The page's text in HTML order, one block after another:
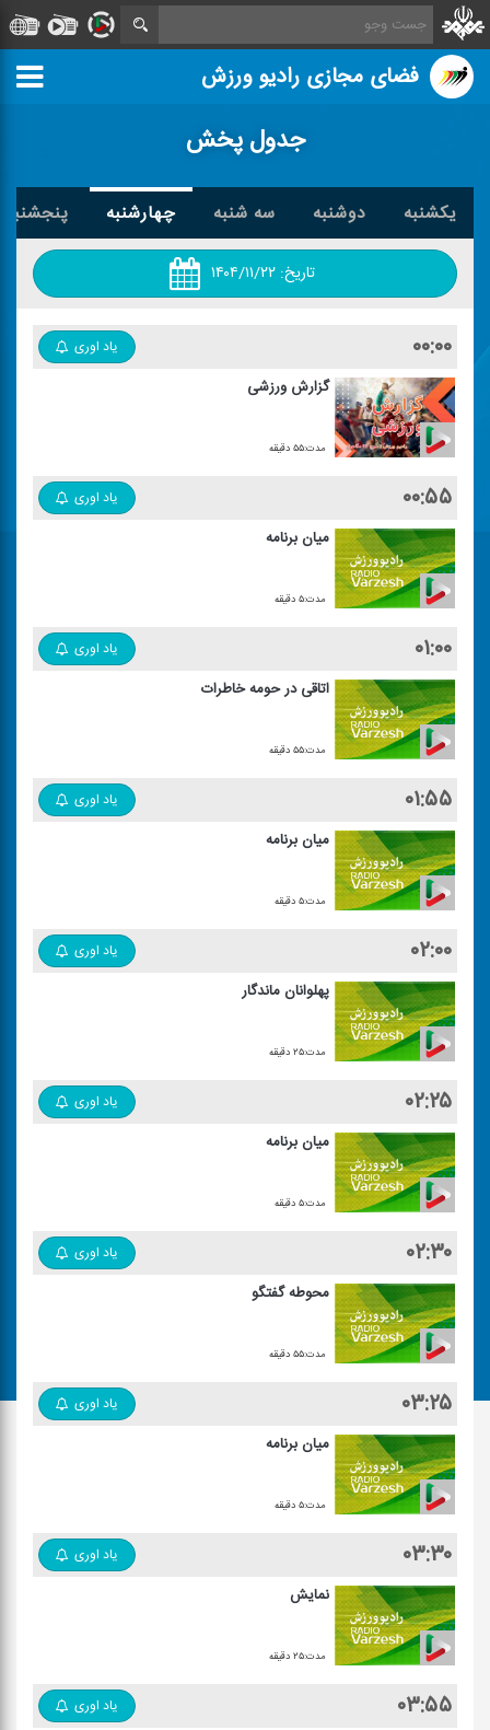
فضای مجازی رادیو ورزش
جدول پخش
یکشنبه دوشنبه سه شنبه چهارشنبه پنجشنبه
تاریخ: ۱۴۰۴/۱۱/۲۲
۰۰:۰۰ یاد اوری
گزارش ورزشی
مدت:۵۵ دقیقه
۰۰:۵۵ یاد اوری
میان برنامه
مدت:۵ دقیقه
۰۱:۰۰ یاد اوری
اتاقی در حومه خاطرات
مدت:۵۵ دقیقه
۰۱:۵۵ یاد اوری
میان برنامه
مدت:۵ دقیقه
۰۲:۰۰ یاد اوری
پهلوانان ماندگار
مدت:۲۵ دقیقه
۰۲:۲۵ یاد اوری
میان برنامه
مدت:۵ دقیقه
۰۲:۳۰ یاد اوری
محوطه گفتگو
مدت:۵۵ دقیقه
۰۳:۲۵ یاد اوری
میان برنامه
مدت:۵ دقیقه
۰۳:۳۰ یاد اوری
نمایش
مدت:۲۵ دقیقه
۰۳:۵۵ یاد اوری